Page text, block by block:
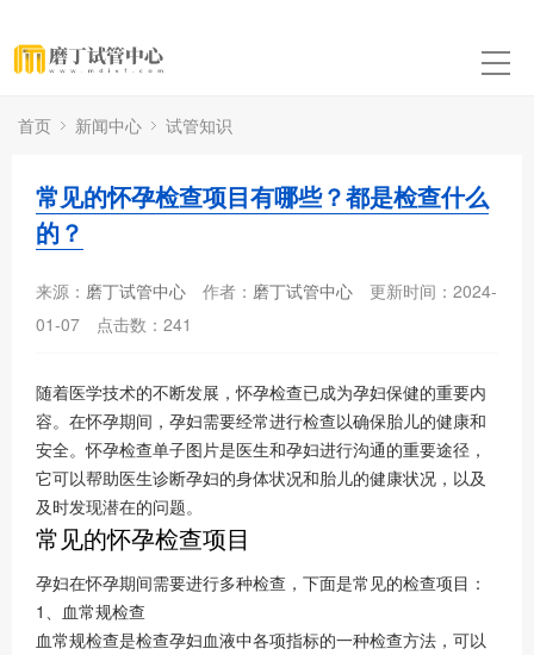
首页 新闻中心 试管知识
常见的怀孕检查项目有哪些？都是检查什么
的？
来源： 磨丁试管中心 作者： 磨丁试管中心
更新时间：2024-
01-07
点击数： 241
随着医学技术的不断发展，怀孕检查已成为孕妇保健的重要内
容。在怀孕期间，孕妇需要经常进行检查以确保胎儿的健康和
安全。怀孕检查单子图片是医生和孕妇进行沟通的重要途径，
它可以帮助医生诊断孕妇的身体状况和胎儿的健康状况，以及
及时发现潜在的问题。
常见的怀孕检查项目
孕妇在怀孕期间需要进行多种检查，下面是常见的检查项目：
1、血常规检查
血常规检查是检查孕妇血液中各项指标的一种检查方法，可以